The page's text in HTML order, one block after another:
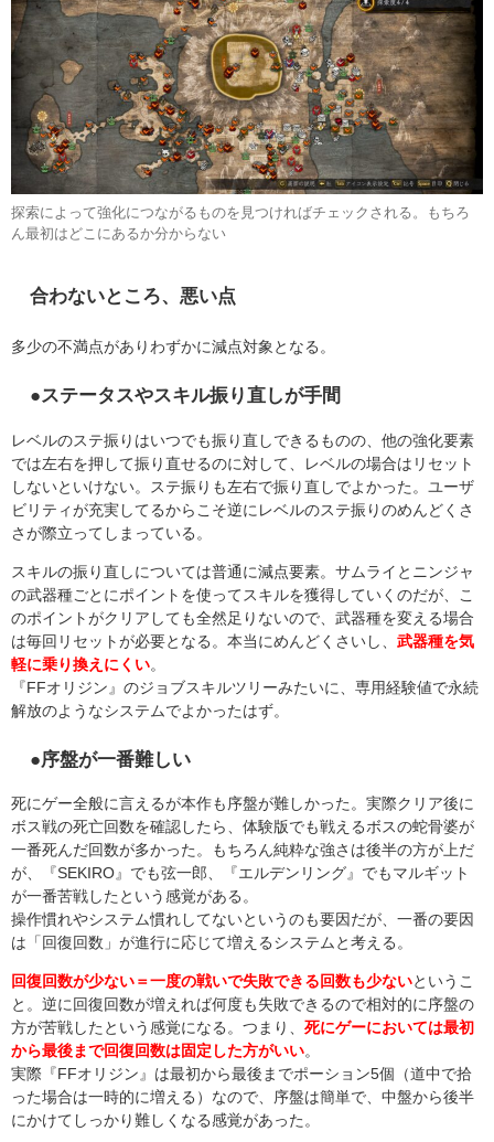
探索によって強化につながるものを見つければチェックされる。もちろ
ん最初はどこにあるか分からない
合わないところ、悪い点
多少の不満点がありわずかに減点対象となる。
●ステータスやスキル振り直しが手間
レベルのステ振りはいつでも振り直しできるものの、他の強化要素
では左右を押して振り直せるのに対して、レベルの場合はリセット
しないといけない。ステ振りも左右で振り直しでよかった。ユーザ
ビリティが充実してるからこそ逆にレベルのステ振りのめんどくさ
さが際立ってしまっている。
スキルの振り直しについては普通に減点要素。サムライとニンジャ
の武器種ごとにポイントを使ってスキルを獲得していくのだが、こ
のポイントがクリアしても全然足りないので、武器種を変える場合
は毎回リセットが必要となる。本当にめんどくさいし、 武器種を気
軽に乗り換えにくい
『FFオリジン』のジョブスキルツリーみたいに、専用経験値で永続
解放のようなシステムでよかったはず。
●序盤が一番難しい
死にゲー全般に言えるが本作も序盤が難しかった。実際クリア後に
ボス戦の死亡回数を確認したら、体験版でも戦えるボスの蛇骨婆が
一番死んだ回数が多かった。もちろん純粋な強さは後半の方が上だ
が、『SEKIRO』でも弦一郎、『エルデンリング』でもマルギット
が一番苦戦したという感覚がある。
操作慣れやシステム慣れしてないというのも要因だが、一番の要因
は「回復回数」が進行に応じて増えるシステムと考える。
回復回数が少ない＝一度の戦いで失敗できる回数も少ないというこ
と。逆に回復回数が増えれば何度も失敗できるので相対的に序盤の
方が苦戦したという感覚になる。つまり、 死にゲーにおいては最初
から最後まで回復回数は固定した方がいい。
実際『FFオリジン』は最初から最後までポーション5個（道中で拾
った場合は一時的に増える）なので、序盤は簡単で、中盤から後半
にかけてしっかり難しくなる感覚があった。